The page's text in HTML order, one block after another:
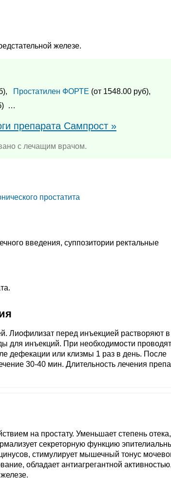
железе.
Простатилен ФОРТЕ (от 1548.00 руб),
…
препарата Сампрост »
с лечащим врачом.
простатита
введения, суппозитории ректальные
Лиофилизат перед инъекцией растворяют
для инъекций. При необходимости проводят
дефекации или клизмы 1 раз в день. После
30-40 мин. Длительность лечения
на простату. Уменьшает степень отека,
секреторную функцию
стимулирует мышечный тонус
обладает антиагрегантной